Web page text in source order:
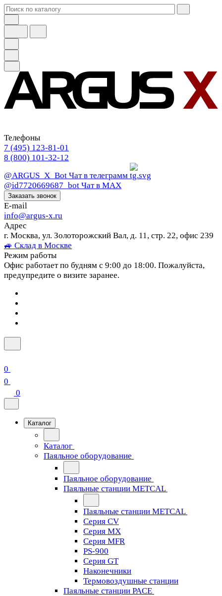
Телефоны
7 (495) 123-81-01
8 (800) 101-32-12
@ARGUS_X_Bot Чат в телеграмм
@id7720669687_bot Чат в МАХ
Заказать звонок
E-mail
info@argus-x.ru
Адрес
г. Москва, ул. Золоторожский Вал, д. 11, стр. 22, офис 239
🚙 Склад в Москве
Режим работы
Офис работает по будням с 9:00 до 18:00. Пожалуйста,
предупредите о визите заранее.
0
0
0
Каталог
Каталог
Паяльное оборудование
Паяльное оборудование
Паяльные станции METCAL
Паяльные станции METCAL
Серия CV
Серия MX
Серия MFR
PS-900
Серия GT
Наконечники
Термовоздушные станции
Паяльные станции PACE